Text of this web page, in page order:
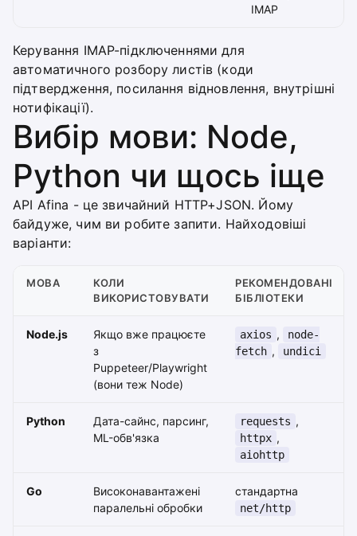
IMAP
Керування IMAP-підключеннями для
автоматичного розбору листів (коди
підтвердження, посилання відновлення, внутрішні
нотифікації).
Вибір мови: Node,
Python чи щось іще
API Afina - це звичайний HTTP+JSON. Йому
байдуже, чим ви робите запити. Найходовіші
варіанти:
МОВА
КОЛИ
ВИКОРИСТОВУВАТИ
РЕКОМЕНДОВАНІ
БІБЛІОТЕКИ
Node.js
Якщо вже працюєте
з
Puppeteer/Playwright
(вони теж Node)
axios ,
node-
fetch , undici
Python
Дата-сайнс, парсинг,
ML-обв'язка
requests ,
httpx ,
aiohttp
Go
Високонавантажені
паралельні обробки
стандартна
net/http